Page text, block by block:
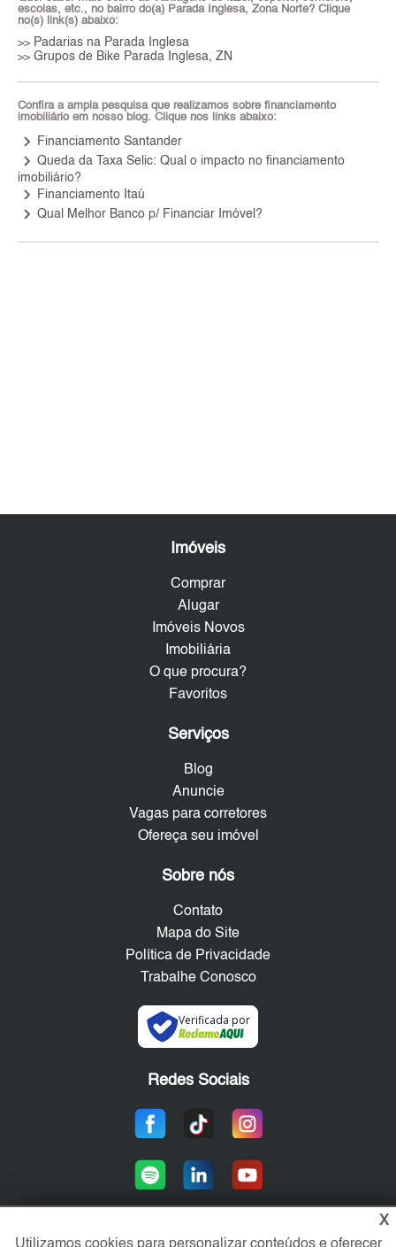
escolas, etc., no bairro do(a) Parada Inglesa, Zona Norte? Clique
no(s) link(s) abaixo:
>> Padarias na Parada Inglesa
>> Grupos de Bike Parada Inglesa, ZN
Confira a ampla pesquisa que realizamos sobre financiamento
imobiliário em nosso blog. Clique nos links abaixo:
keyboard_arrow_right Financiamento Santander
keyboard_arrow_right Queda da Taxa Selic: Qual o impacto no financiamento
imobiliário?
keyboard_arrow_right Financiamento Itaú
keyboard_arrow_right Qual Melhor Banco p/ Financiar Imóvel?
Imóveis
Comprar
Alugar
Imóveis Novos
Imobiliária
O que procura?
Favoritos
Serviços
Blog
Anuncie
Vagas para corretores
Ofereça seu imóvel
Sobre nós
Contato
Mapa do Site
Política de Privacidade
Trabalhe Conosco
Verificada por
Redes Sociais
X